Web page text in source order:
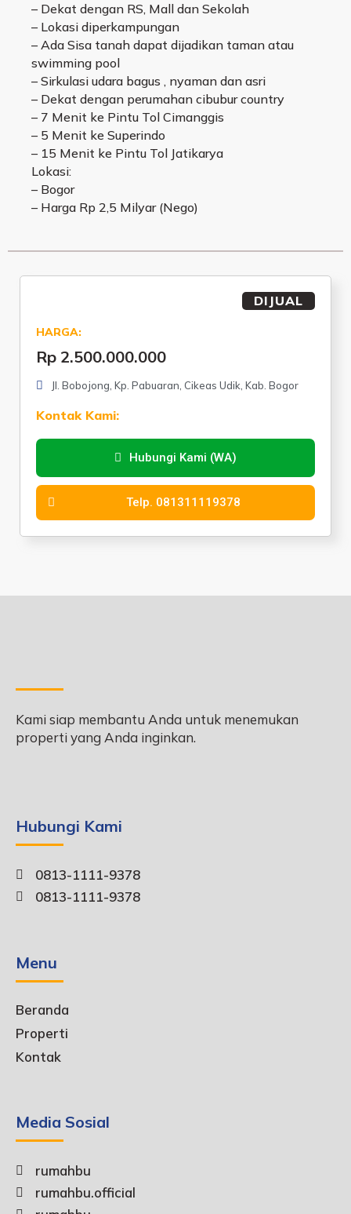
– Dekat dengan RS, Mall dan Sekolah
– Lokasi diperkampungan
– Ada Sisa tanah dapat dijadikan taman atau
swimming pool
– Sirkulasi udara bagus , nyaman dan asri
– Dekat dengan perumahan cibubur country
– 7 Menit ke Pintu Tol Cimanggis
– 5 Menit ke Superindo
– 15 Menit ke Pintu Tol Jatikarya
Lokasi:
– Bogor
– Harga Rp 2,5 Milyar (Nego)
DIJUAL
HARGA:
Rp 2.500.000.000
Jl. Bobojong, Kp. Pabuaran, Cikeas Udik, Kab. Bogor
Kontak Kami:
Hubungi Kami (WA)
Telp. 081311119378
Kami siap membantu Anda untuk menemukan
properti yang Anda inginkan.
Hubungi Kami
0813-1111-9378
0813-1111-9378
Menu
Beranda
Properti
Kontak
Media Sosial
rumahbu
rumahbu.official